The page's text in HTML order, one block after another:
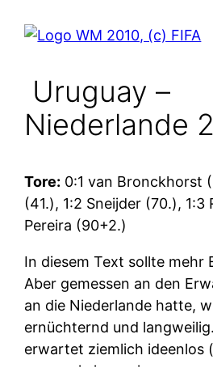
Uruguay –
Niederlande
Tore: 0:1 van Bronckhorst
(41.), 1:2 Sneijder (70.),
Pereira (90+2.)
In diesem Text sollte mehr
Aber gemessen an den
an die Niederlande hatte,
ernüchternd und
erwartet ziemlich ideenlos